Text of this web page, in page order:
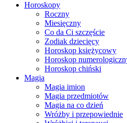
Horoskopy
Roczny
Miesięczny
Co da Ci szczęście
Zodiak dziecięcy
Horoskop księżycowy
Horoskop
Horoskop chiński
Magia
Magia imion
Magia przedmiotów
Magia na co dzień
Wróżby i przepowiednie